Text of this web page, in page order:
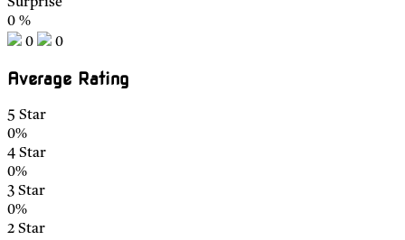
0 %
0
0
Average Rating
5 Star
0%
4 Star
0%
3 Star
0%
2 Star